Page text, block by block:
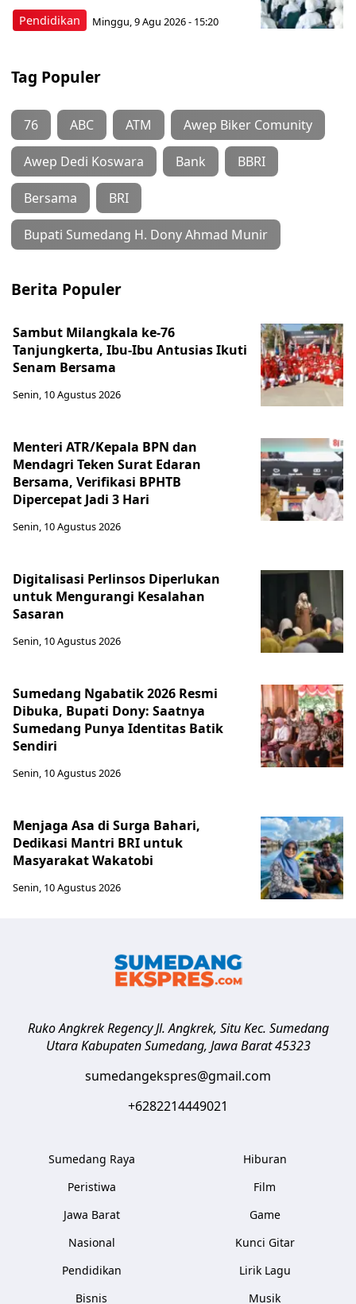
Pendidikan Minggu, 9 Agu 2026 - 15:20
Tag Populer
76 ABC ATM Awep Biker Comunity
Awep Dedi Koswara Bank BBRI
Bersama BRI
Bupati Sumedang H. Dony Ahmad Munir
Berita Populer
Sambut Milangkala ke-76
Tanjungkerta, Ibu-Ibu Antusias Ikuti
Senam Bersama
Senin, 10 Agustus 2026
Menteri ATR/Kepala BPN dan
Mendagri Teken Surat Edaran
Bersama, Verifikasi BPHTB
Dipercepat Jadi 3 Hari
Senin, 10 Agustus 2026
Digitalisasi Perlinsos Diperlukan
untuk Mengurangi Kesalahan
Sasaran
Senin, 10 Agustus 2026
Sumedang Ngabatik 2026 Resmi
Dibuka, Bupati Dony: Saatnya
Sumedang Punya Identitas Batik
Sendiri
Senin, 10 Agustus 2026
Menjaga Asa di Surga Bahari,
Dedikasi Mantri BRI untuk
Masyarakat Wakatobi
Senin, 10 Agustus 2026
Ruko Angkrek Regency Jl. Angkrek, Situ Kec. Sumedang
Utara Kabupaten Sumedang, Jawa Barat 45323
sumedangekspres@gmail.com
+6282214449021
Sumedang Raya
Peristiwa
Jawa Barat
Nasional
Pendidikan
Bisnis
Hiburan
Film
Game
Kunci Gitar
Lirik Lagu
Musik